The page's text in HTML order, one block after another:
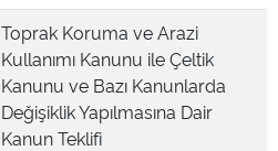
Toprak Koruma ve Arazi
Kullanımı Kanunu ile Çeltik
Kanunu ve Bazı Kanunlarda
Değişiklik Yapılmasına Dair
Kanun Teklifi